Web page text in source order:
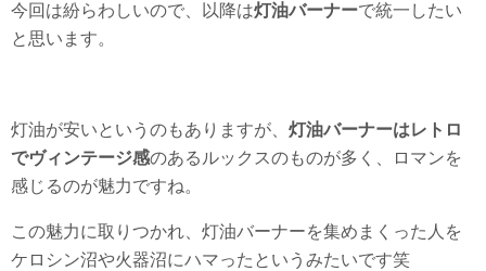
今回は紛らわしいので、以降は灯油バーナーで統一したい
と思います。
灯油が安いというのもありますが、 灯油バーナーはレトロ
でヴィンテージ感のあるルックスのものが多く、ロマンを
感じるのが魅力ですね。
この魅力に取りつかれ、灯油バーナーを集めまくった人を
ケロシン沼や火器沼にハマったというみたいです笑